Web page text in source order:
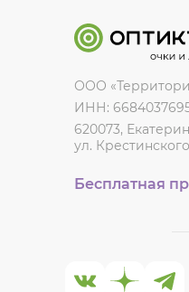
ООО
ИНН:
620073,
ул.
Бесплатная